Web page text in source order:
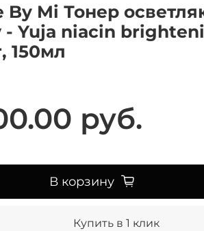
By Mi Тонер
- Yuja niacin
150мл
руб.
В корзину
Купить в 1 клик